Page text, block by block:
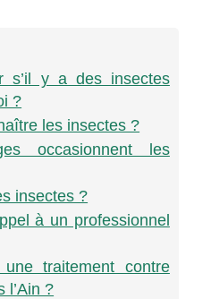
s’il y a des insectes
?
les insectes ?
occasionnent les
insectes ?
à un professionnel
traitement contre
l’Ain ?